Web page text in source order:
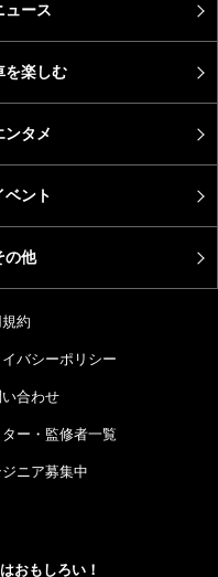
ュース
を楽しむ
ンタメ
ベント
の他
約
バシーポリシー
い合わせ
ー・監修者一覧
ニア募集中
おもしろい！